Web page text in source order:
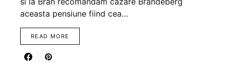
aceasta pensiune fiind cea…
READ MORE